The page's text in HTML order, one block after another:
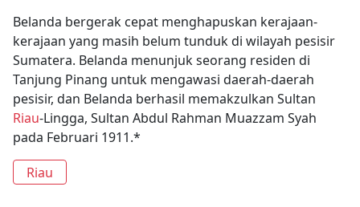
Belanda bergerak cepat menghapuskan kerajaan-
kerajaan yang masih belum tunduk di wilayah pesisir
Sumatera. Belanda menunjuk seorang residen di
Tanjung Pinang untuk mengawasi daerah-daerah
pesisir, dan Belanda berhasil memakzulkan Sultan
Riau-Lingga, Sultan Abdul Rahman Muazzam Syah
pada Februari 1911.*
Riau